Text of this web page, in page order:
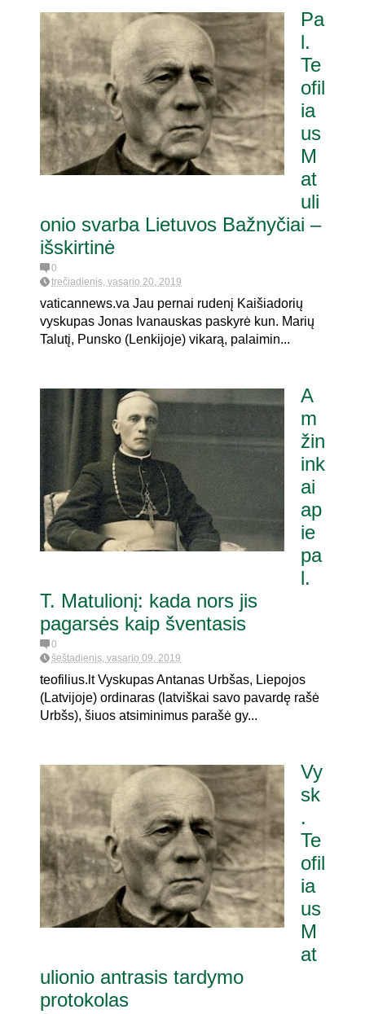
Pa
l.
Te
ofil
ia
us
M
at
uli
onio svarba Lietuvos Bažnyčiai –
išskirtinė
0
trečiadienis, vasario 20, 2019
vaticannews.va Jau pernai rudenį Kaišiadorių
vyskupas Jonas Ivanauskas paskyrė kun. Marių
Talutį, Punsko (Lenkijoje) vikarą, palaimin...
A
m
žin
ink
ai
ap
ie
pa
l.
T. Matulionį: kada nors jis
pagarsės kaip šventasis
0
šeštadienis, vasario 09, 2019
teofilius.lt Vyskupas Antanas Urbšas, Liepojos
(Latvijoje) ordinaras (latviškai savo pavardę rašė
Urbšs), šiuos atsiminimus parašė gy...
Vy
sk
.
Te
ofil
ia
us
M
at
ulionio antrasis tardymo
protokolas